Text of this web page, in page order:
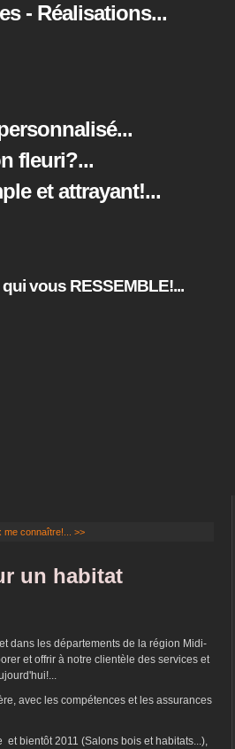
- Réalisations...
fleuri?...
et attrayant!...
vous RESSEMBLE!...
me connaître!... >>
un habitat
dans les départements de la région Midi-
et offrir à notre clientèle des services et
avec les compétences et les assurances
bientôt 2011 (Salons bois et habitats...),